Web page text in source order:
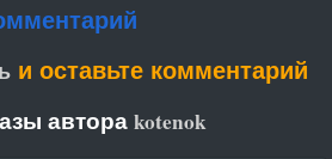
и оставьте комментарий
автора kotenok